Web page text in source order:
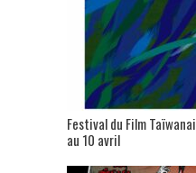
Festival du Film
au 10 avril